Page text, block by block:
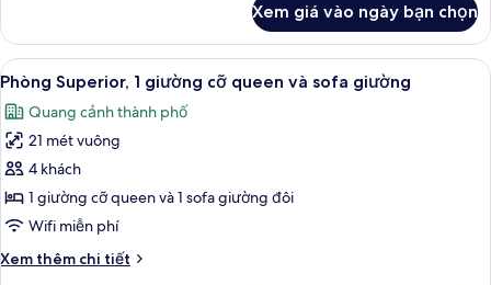
Phòng,
giường
queen
Xem giá vào ngày bạn chọn
Xem
tất
cả
ảnh
Phòng
Superior,
1
cỡ
Phòng Superior, 1 giường cỡ queen
4
Phòng Superior, 1 giường cỡ queen và sofa giường
Quang cảnh thành phố
21 mét vuông
4 khách
1 giường cỡ queen và 1 sofa giường đôi
Wifi miễn phí
Xem thêm chi tiết
Chi